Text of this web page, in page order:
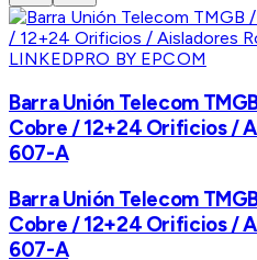
LINKEDPRO BY EPCOM
Barra Unión Telecom
Cobre / 12+24 Orificios /
607-A
Barra Unión Telecom
Cobre / 12+24 Orificios /
607-A